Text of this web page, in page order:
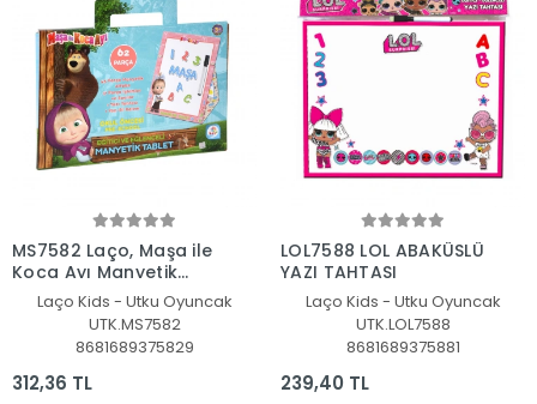
Sepete Ekle
MS7582 Laço, Maşa ile
Koca Ayı Manyetik
Tablet / +3 yaş
Laço Kids - Utku Oyuncak
UTK.MS7582
8681689375829
312,36 TL
Sepete Ekle
LOL7588 LOL ABAKÜSLÜ
YAZI TAHTASI
Laço Kids - Utku Oyuncak
UTK.LOL7588
8681689375881
239,40 TL